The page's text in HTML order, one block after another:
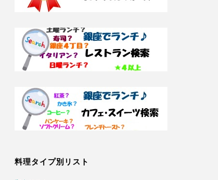
料理タイプ別リスト